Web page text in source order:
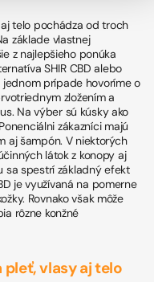
telo pochádza od troch
základe vlastnej
z najlepšieho ponúka
SHIR CBD alebo
jednom prípade hovoríme o
zložením a
Na výber sú kúsky ako
zákazníci majú
aj šampón. V niektorých
látok z konopy aj
sa spestrí základný efekt
je využívaná na pomerne
Rovnako však môže
rôzne konžné
pleť, vlasy aj telo